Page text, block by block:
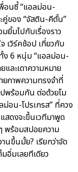
อนซี้ “แอลม่อน-
คู่ของ “จัสติน-คีตั้น”
ยิ้มไปกับเรื่องราว
เวิร์คช้อป เกี่ยวกับ
ง 6 หนุ่ม “แอลม่อน-
ละเดาความหมาย
ภาพความทรงจำที่
พร้อมกัน ต่อด้วยโม
อน-โปรเกรส” ที่ควง
สดงจะขึ้นเวทีมาพูด
พร้อมสปอยความ
นขึ้นมั้ย? เรียกว่าจัด
อิ่มเลยทีเดียว